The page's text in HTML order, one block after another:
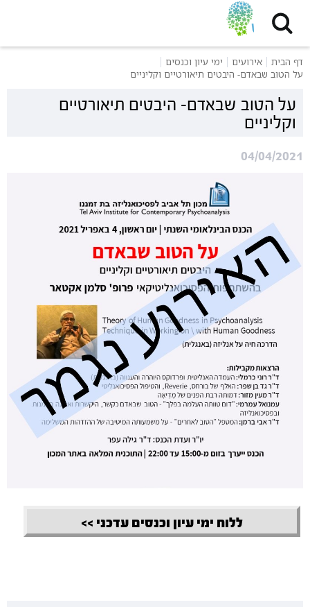
דף הבית אירועים
ימי עיון וכנסים
על הטוב שבאדם- היבטים תיאורטיים וקליניים
על הטוב שבאדם- היבטים תיאורטיים
וקליניים
04/04/2021
ללוח ימי עיון וכנסים עדכני >>